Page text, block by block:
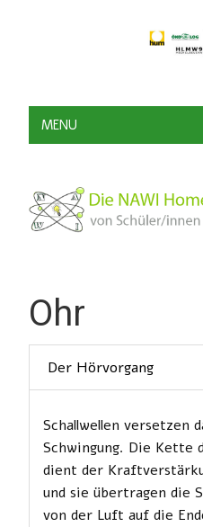
MENU
Ohr
Der Hörvorgang
Schallwellen versetzen
Schwingung. Die Kette
dient der
und sie übertragen die
von der Luft auf die